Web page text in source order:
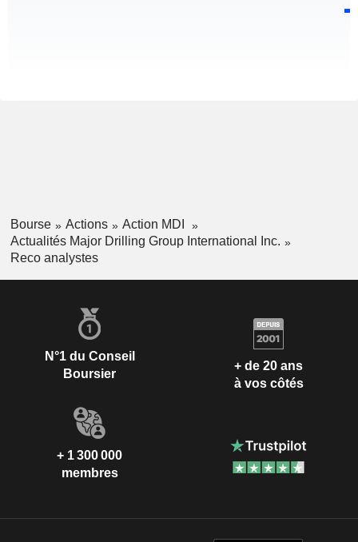
Bourse Actions
Action MDI
Actualités Major Drilling Group International Inc.
Reco analystes
N°1 du Conseil
Boursier
+ de 20 ans
à vos côtés
+ 1 300 000
membres